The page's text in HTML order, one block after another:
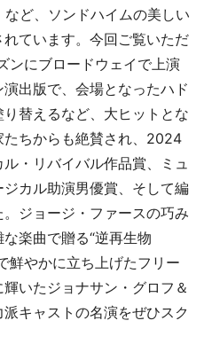
ど、ソンドハイムの美しい
ています。今回ご覧いただ
ンにブロードウェイで上演
出版で、会場となったハド
替えるなど、大ヒットとな
たちからも絶賛され、2024
・リバイバル作品賞、ミュ
カル助演男優賞、そして編
ジョージ・ファースの巧み
楽曲で贈る“逆再生物
鮮やかに立ち上げたフリー
いたジョナサン・グロフ＆
キャストの名演をぜひスク